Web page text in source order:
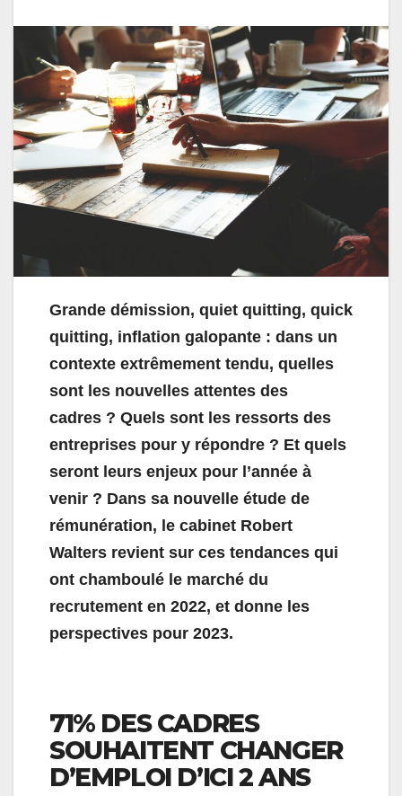
Grande démission, quiet quitting, quick
quitting, inflation galopante : dans un
contexte extrêmement tendu, quelles
sont les nouvelles attentes des
cadres ? Quels sont les ressorts des
entreprises pour y répondre ? Et quels
seront leurs enjeux pour l’année à
venir ? Dans sa nouvelle étude de
rémunération, le cabinet Robert
Walters revient sur ces tendances qui
ont chamboulé le marché du
recrutement en 2022, et donne les
perspectives pour 2023.
71% DES CADRES
SOUHAITENT CHANGER
D’EMPLOI D’ICI 2 ANS